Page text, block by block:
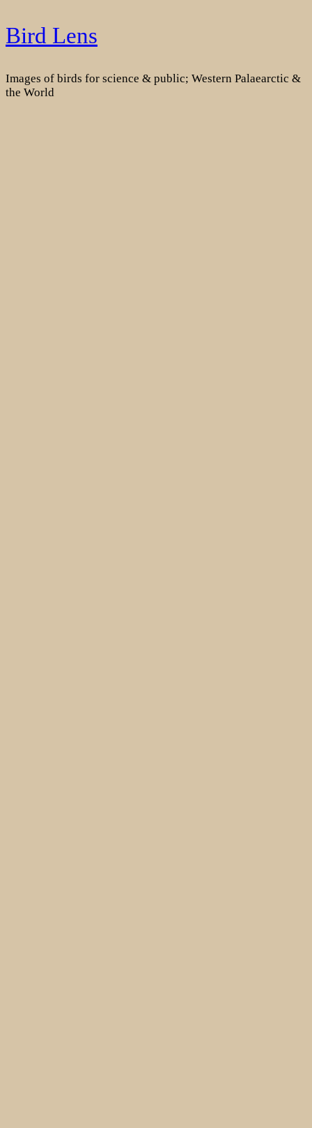
Skip
to
Bird Lens
Images of birds for science & public; Western Palaearctic &
the World